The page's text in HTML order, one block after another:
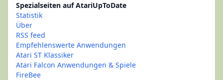
Spezialseiten auf AtariUpToDate
Statistik
Über
RSS feed
Empfehlenswerte Anwendungen
Atari ST Klassiker
Atari Falcon Anwendungen & Spiele
FireBee